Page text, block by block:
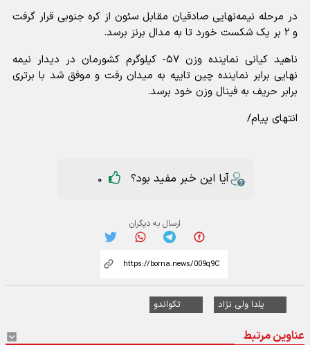
در مرحله نیمه‌نهایی صادقیان مقابل سئون از کره جنوبی قرار گرفت
و ۲ بر یک شکست خورد تا به مدال برنز برسد.
ناهید کیانی نماینده وزن ۵۷- کیلوگرم کشورمان در دیدار نیمه
نهایی برابر نماینده چین تایپه به میدان رفت و موفق شد با برتری
برابر حریف به فینال وزن خود برسد.
انتهای پیام/
آیا این خبر مفید بود؟ 0
ارسال به دیگران
یلدا ولی نژاد تکواندو
عناوین مرتبط